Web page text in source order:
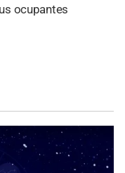
ocupantes